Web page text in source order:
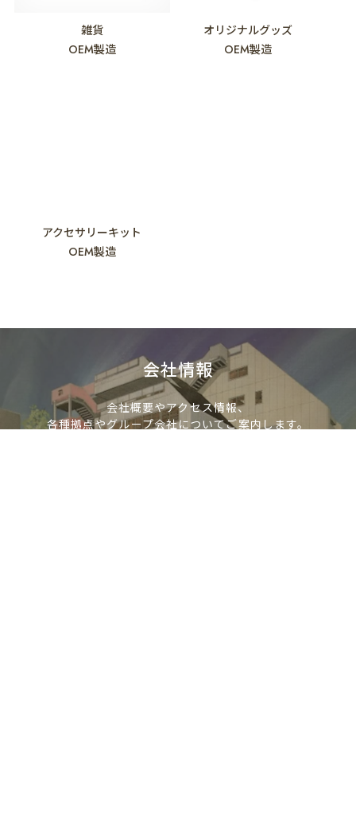
雑貨
OEM製造
オリジナルグッズ
OEM製造
アクセサリーキット
OEM製造
会社情報
会社概要やアクセス情報、
各種拠点やグループ会社についてご案内します。